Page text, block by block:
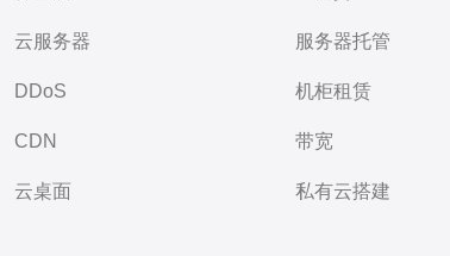
云服务器
DDoS
CDN
云桌面
服务器托管
机柜租赁
带宽
私有云搭建